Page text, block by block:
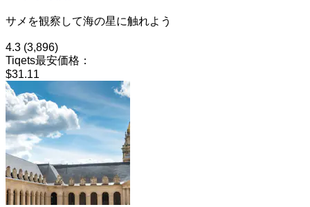
サメを観察して海の星に触れよう
4.3 (3,896)
Tiqets最安価格：
$31.11